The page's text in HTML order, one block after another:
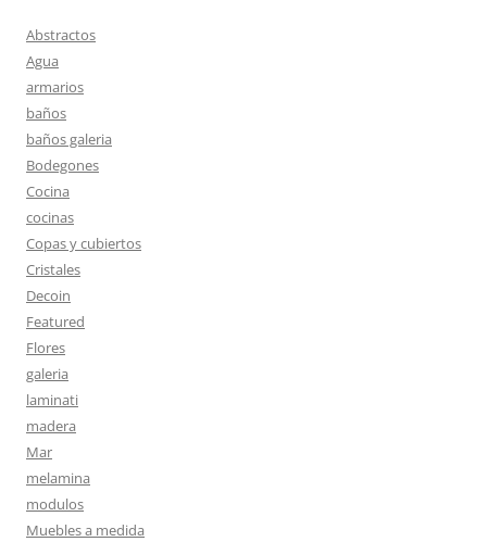
Abstractos
Agua
armarios
baños
baños galeria
Bodegones
Cocina
cocinas
Copas y cubiertos
Cristales
Decoin
Featured
Flores
galeria
laminati
madera
Mar
melamina
modulos
Muebles a medida